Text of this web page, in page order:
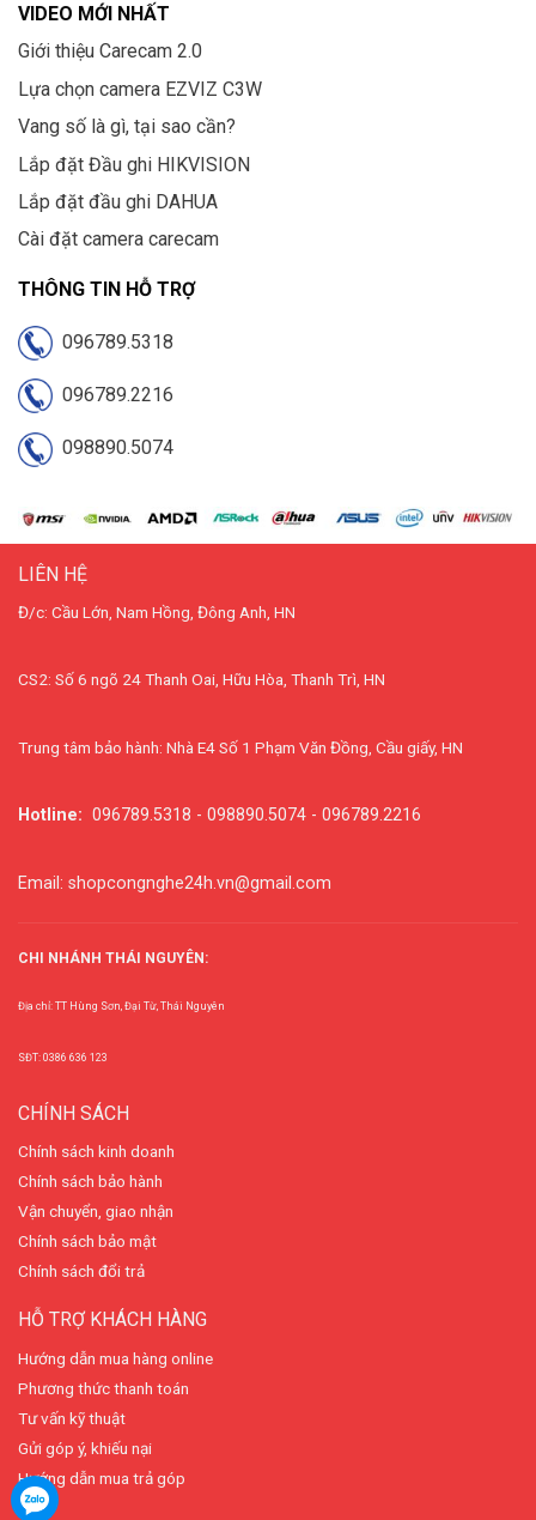
VIDEO MỚI NHẤT
Giới thiệu Carecam 2.0
Lựa chọn camera EZVIZ C3W
Vang số là gì, tại sao cần?
Lắp đặt Đầu ghi HIKVISION
Lắp đặt đầu ghi DAHUA
Cài đặt camera carecam
THÔNG TIN HỖ TRỢ
096789.5318
096789.2216
098890.5074
LIÊN HỆ
Đ/c: Cầu Lớn, Nam Hồng, Đông Anh, HN
CS2: Số 6 ngõ 24 Thanh Oai, Hữu Hòa, Thanh Trì, HN
Trung tâm bảo hành: Nhà E4 Số 1 Phạm Văn Đồng, Cầu giấy, HN
Hotline: 096789.5318 - 098890.5074 - 096789.2216
Email: shopcongnghe24h.vn@gmail.com
CHI NHÁNH THÁI NGUYÊN:
Địa chỉ: TT Hùng Sơn, Đại Từ, Thái Nguyên
SĐT: 0386 636 123
CHÍNH SÁCH
Chính sách kinh doanh
Chính sách bảo hành
Vận chuyển, giao nhận
Chính sách bảo mật
Chính sách đổi trả
HỖ TRỢ KHÁCH HÀNG
Hướng dẫn mua hàng online
Phương thức thanh toán
Tư vấn kỹ thuật
Gửi góp ý, khiếu nại
Hướng dẫn mua trả góp